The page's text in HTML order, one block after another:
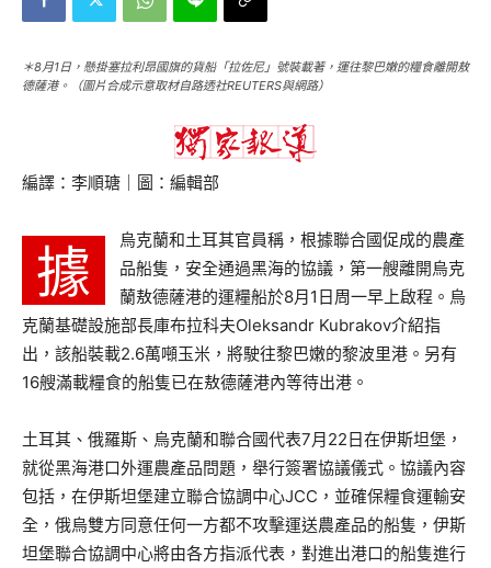
＊8月1日，懸掛塞拉利昂國旗的貨船「拉佐尼」號裝載著，運往黎巴嫩的糧食離開敖
德薩港。（圖片合成示意取材自路透社REUTERS與網路）
編譯：李順瑭｜圖：編輯部
據
烏克蘭和土耳其官員稱，根據聯合國促成的農產
品船隻，安全通過黑海的協議，第一艘離開烏克
蘭敖德薩港的運糧船於8月1日周一早上啟程。烏
克蘭基礎設施部長庫布拉科夫Oleksandr Kubrakov介紹指
出，該船裝載2.6萬噸玉米，將駛往黎巴嫩的黎波里港。另有
16艘滿載糧食的船隻已在敖德薩港內等待出港。
土耳其、俄羅斯、烏克蘭和聯合國代表7月22日在伊斯坦堡，
就從黑海港口外運農產品問題，舉行簽署協議儀式。協議內容
包括，在伊斯坦堡建立聯合協調中心JCC，並確保糧食運輸安
全，俄烏雙方同意任何一方都不攻擊運送農產品的船隻，伊斯
坦堡聯合協調中心將由各方指派代表，對進出港口的船隻進行